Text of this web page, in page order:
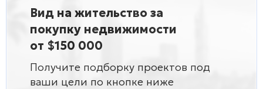
Вид на жительство за
покупку недвижимости
от $150 000
Получите подборку проектов под
ваши цели по кнопке ниже